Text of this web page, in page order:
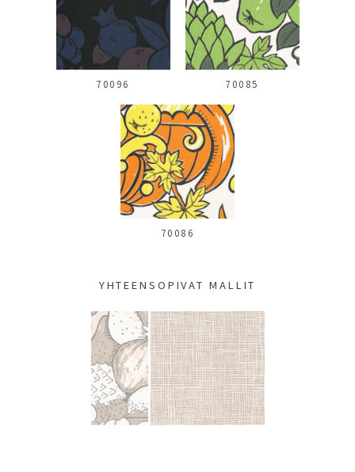
70096 70085
70086
YHTEENSOPIVAT MALLIT